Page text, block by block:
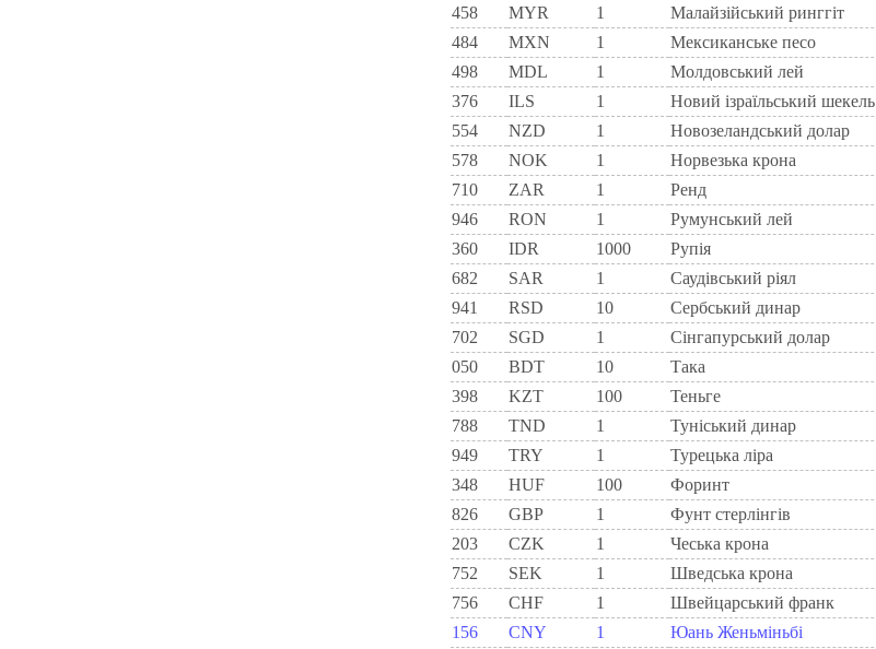
458
MYR 1 Малайзійський ринггіт
484
MXN 1 Мексиканське песо
498
MDL 1 Молдовський лей
376
ILS 1 Новий ізраїльський шекель
554
NZD 1 Новозеландський долар
578
NOK 1 Норвезька крона
710
ZAR 1 Ренд
946
RON 1 Румунський лей
360
IDR 1000 Рупія
682
SAR 1 Саудівський ріял
941
RSD 10 Сербський динар
702
SGD 1 Сінгапурський долар
050
BDT 10 Така
398
KZT 100 Теньге
788
TND 1 Туніський динар
949
TRY 1 Турецька ліра
348
HUF 100 Форинт
826
GBP 1 Фунт стерлінгів
203
CZK 1 Чеська крона
752
SEK 1 Шведська крона
756
CHF 1 Швейцарський франк
156
CNY 1 Юань Женьміньбі